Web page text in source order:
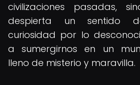
civilizaciones pasadas,
despierta un sentido
curiosidad por lo
a sumergirnos en un
lleno de misterio y maravilla.